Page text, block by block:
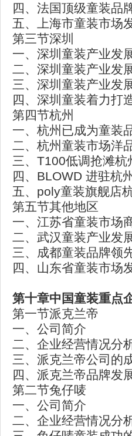
四、法国顶级童装品
五、上海市童装市场
第三节深圳
一、深圳童装产业发
二、深圳童装产业发
三、深圳童装产业发
四、深圳童装着力打
第四节杭州
一、杭州已成为童装
二、杭州童装市场洋
三、T100低调抢滩杭
四、BLOWD 进驻杭
五、poly童装旗舰店
第五节其他地区
一、江苏省童装市场
二、武汉童装产业发
三、成都童装品牌领
四、山东省童装市场
第十章中国童装重点
第一节派克兰帝
一、公司简介
二、企业经营情况分
三、派克兰帝公司的
四、派克兰帝品牌发
第二节兔仔唛
一、公司简介
二、企业经营情况分